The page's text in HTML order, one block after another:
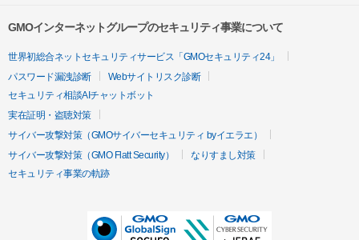
GMOインターネットグループのセキュリティ事業について
世界初総合ネットセキュリティサービス「GMOセキュリティ24」
パスワード漏洩診断
Webサイトリスク診断
セキュリティ相談AIチャットボット
実在証明・盗聴対策
サイバー攻撃対策（GMOサイバーセキュリティ byイエラエ）
サイバー攻撃対策（GMO Flatt Security）
なりすまし対策
セキュリティ事業の軌跡